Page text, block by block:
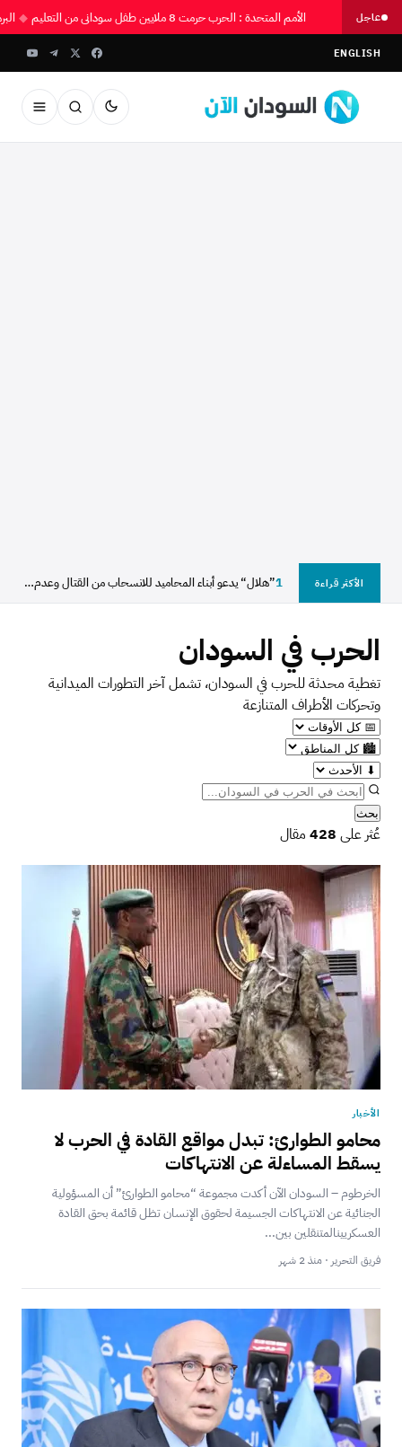
عاجل الأمم المتحدة : الحرب حرمت 8 ملايين طفل سوداني من التعليم ◆
ENGLISH
الأكثر قراءة 1 ”هلال“ يدعو أبناء المحاميد للانسحاب من القتال وعدم الاستجابة...
الحرب في السودان
تغطية محدثة للحرب في السودان، تشمل آخر التطورات الميدانية
وتحركات الأطراف المتنازعة
بحث
عُثر على 428 مقال
الأخبار
محامو الطوارئ: تبدل مواقع القادة في الحرب لا
يسقط المساءلة عن الانتهاكات
الخرطوم – السودان الآن أكدت مجموعة “محامو الطوارئ” أن المسؤولية
الجنائية عن الانتهاكات الجسيمة لحقوق الإنسان تظل قائمة بحق القادة
العسكريينالمتنقلين بين...
فريق التحرير · منذ 2 شهر